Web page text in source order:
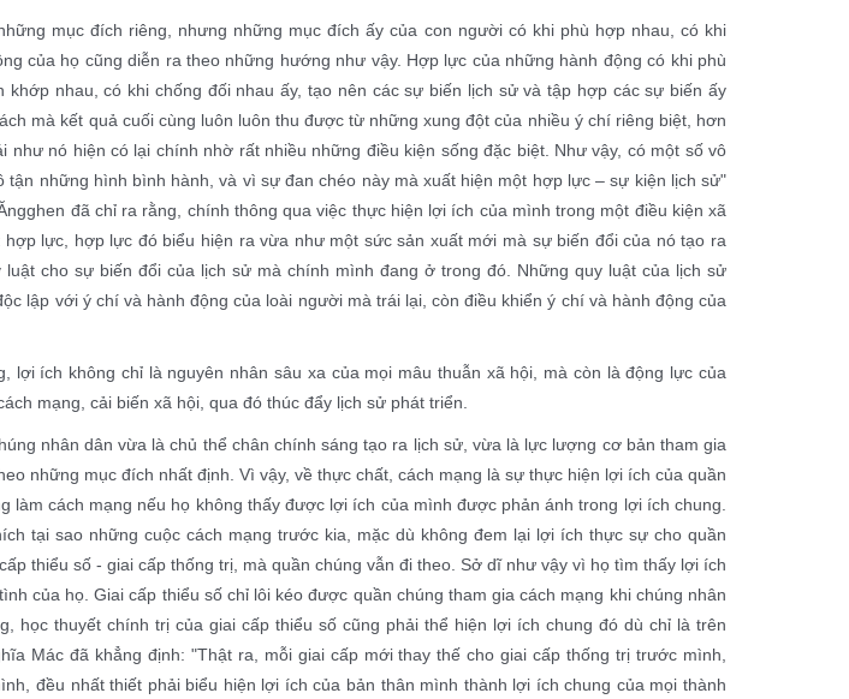
mục đích riêng, nhưng những mục đích ấy của con người có khi phù hợp nhau, có khi
của họ cũng diễn ra theo những hướng như vậy. Hợp lực của những hành động có khi phù
nhau, có khi chống đối nhau ấy, tạo nên các sự biến lịch sử và tập hợp các sự biến ấy
mà kết quả cuối cùng luôn luôn thu được từ những xung đột của nhiều ý chí riêng biệt, hơn
như nó hiện có lại chính nhờ rất nhiều những điều kiện sống đặc biệt. Như vậy, có một số vô
tận những hình bình hành, và vì sự đan chéo này mà xuất hiện một hợp lực – sự kiện lịch sử"
đã chỉ ra rằng, chính thông qua việc thực hiện lợi ích của mình trong một điều kiện xã
lực, hợp lực đó biểu hiện ra vừa như một sức sản xuất mới mà sự biến đổi của nó tạo ra
luật cho sự biến đổi của lịch sử mà chính mình đang ở trong đó. Những quy luật của lịch sử
lập với ý chí và hành động của loài người mà trái lại, còn điều khiển ý chí và hành động của
lợi ích không chỉ là nguyên nhân sâu xa của mọi mâu thuẫn xã hội, mà còn là động lực của
mạng, cải biến xã hội, qua đó thúc đẩy lịch sử phát triển.
nhân dân vừa là chủ thể chân chính sáng tạo ra lịch sử, vừa là lực lượng cơ bản tham gia
những mục đích nhất định. Vì vậy, về thực chất, cách mạng là sự thực hiện lợi ích của quần
làm cách mạng nếu họ không thấy được lợi ích của mình được phản ánh trong lợi ích chung.
tại sao những cuộc cách mạng trước kia, mặc dù không đem lại lợi ích thực sự cho quần
thiểu số - giai cấp thống trị, mà quần chúng vẫn đi theo. Sở dĩ như vậy vì họ tìm thấy lợi ích
của họ. Giai cấp thiểu số chỉ lôi kéo được quần chúng tham gia cách mạng khi chúng nhân
học thuyết chính trị của giai cấp thiểu số cũng phải thể hiện lợi ích chung đó dù chỉ là trên
Mác đã khẳng định: "Thật ra, mỗi giai cấp mới thay thế cho giai cấp thống trị trước mình,
đều nhất thiết phải biểu hiện lợi ích của bản thân mình thành lợi ích chung của mọi thành